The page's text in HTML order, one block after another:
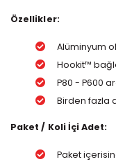
Özellikler:
Alüminyum
Hookit™
P80 - P600
Birden fazla
Paket / Koli İçi Adet:
Paket